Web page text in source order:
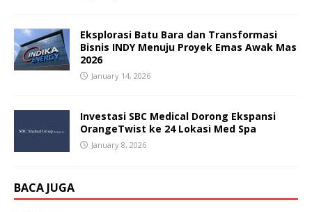
Eksplorasi Batu Bara dan Transformasi
Bisnis INDY Menuju Proyek Emas Awak Mas
2026
January 14, 2026
Investasi SBC Medical Dorong Ekspansi
OrangeTwist ke 24 Lokasi Med Spa
January 8, 2026
BACA JUGA